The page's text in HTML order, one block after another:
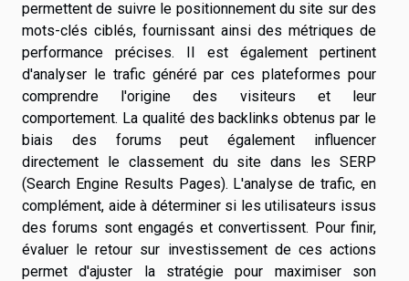
permettent de suivre le positionnement du site sur des
mots-clés ciblés, fournissant ainsi des métriques de
performance précises. Il est également pertinent
d'analyser le trafic généré par ces plateformes pour
comprendre l'origine des visiteurs et leur
comportement. La qualité des backlinks obtenus par le
biais des forums peut également influencer
directement le classement du site dans les SERP
(Search Engine Results Pages). L'analyse de trafic, en
complément, aide à déterminer si les utilisateurs issus
des forums sont engagés et convertissent. Pour finir,
évaluer le retour sur investissement de ces actions
permet d'ajuster la stratégie pour maximiser son